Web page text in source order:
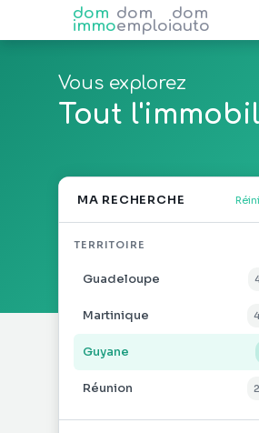
dom
immo
dom
emploi
dom
auto
Vous explorez
Tout
MA RECHERCHE
TERRITOIRE
Guadeloupe
Martinique
Guyane
Réunion
Mayotte